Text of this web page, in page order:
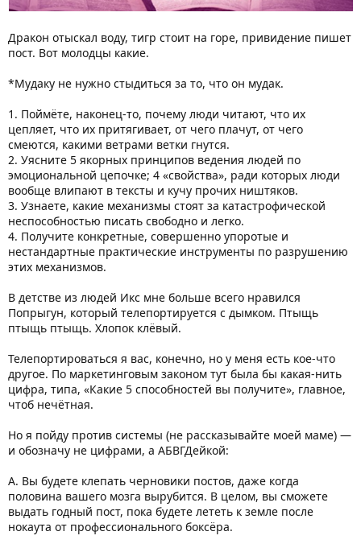
Дракон отыскал воду, тигр стоит на горе, привидение пишет
пост. Вот молодцы какие.
*Мудаку не нужно стыдиться за то, что он мудак.
1. Поймёте, наконец-то, почему люди читают, что их
цепляет, что их притягивает, от чего плачут, от чего
смеются, какими ветрами ветки гнутся.
2. Уясните 5 якорных принципов ведения людей по
эмоциональной цепочке; 4 «свойства», ради которых люди
вообще влипают в тексты и кучу прочих ништяков.
3. Узнаете, какие механизмы стоят за катастрофической
неспособностью писать свободно и легко.
4. Получите конкретные, совершенно упоротые и
нестандартные практические инструменты по разрушению
этих механизмов.
В детстве из людей Икс мне больше всего нравился
Попрыгун, который телепортируется с дымком. Птыщь
птыщь птыщь. Хлопок клёвый.
Телепортироваться я вас, конечно, но у меня есть кое-что
другое. По маркетинговым законом тут была бы какая-нить
цифра, типа, «Какие 5 способностей вы получите», главное,
чтоб нечётная.
Но я пойду против системы (не рассказывайте моей маме) —
и обозначу не цифрами, а АБВГДейкой:
А. Вы будете клепать черновики постов, даже когда
половина вашего мозга вырубится. В целом, вы сможете
выдать годный пост, пока будете лететь к земле после
нокаута от профессионального боксёра.